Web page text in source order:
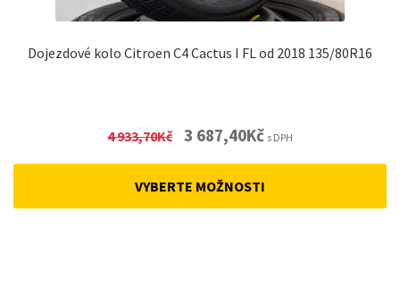
Dojezdové kolo Citroen C4 Cactus I FL od 2018 135/80R16
4 933,70Kč Original
3 687,40KčCurrent
s DPH
VYBERTE MOŽNOSTI